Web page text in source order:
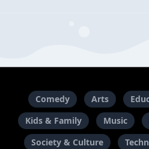
Comedy Arts
Kids & Family
Music
Society & Culture